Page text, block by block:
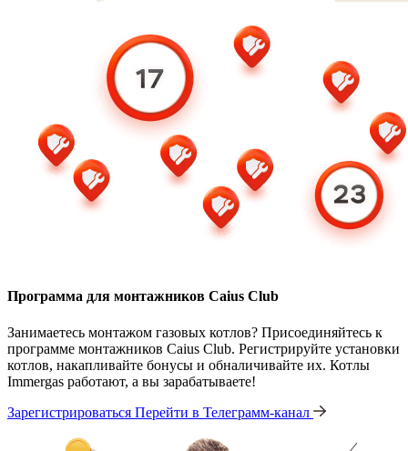
Программа для монтажников Caius Club
Занимаетесь монтажом газовых котлов? Присоединяйтесь к
программе монтажников Caius Club. Регистрируйте установки
котлов, накапливайте бонусы и обналичивайте их. Котлы
Immergas работают, а вы зарабатываете!
Зарегистрироваться Перейти в Телеграмм-канал